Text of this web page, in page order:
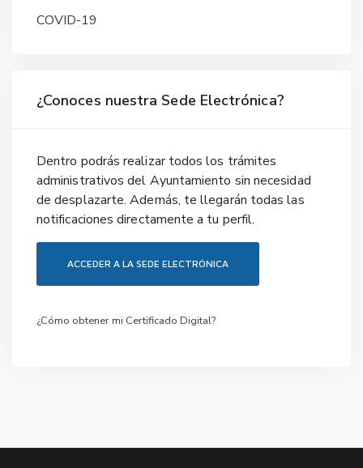
COVID-19
¿Conoces nuestra Sede Electrónica?
Dentro podrás realizar todos los trámites
administrativos del Ayuntamiento sin necesidad
de desplazarte. Además, te llegarán todas las
notificaciones directamente a tu perfil.
ACCEDER A LA SEDE ELECTRÓNICA
¿Cómo obtener mi Certificado Digital?